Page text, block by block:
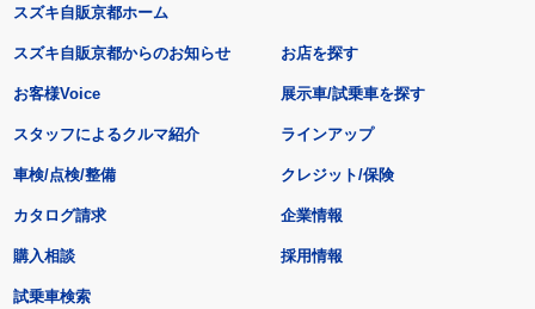
スズキ自販京都ホーム
スズキ自販京都からのお知らせ
お客様Voice
スタッフによるクルマ紹介
お店を探す
展示車/試乗車を探す
ラインアップ
車検/点検/整備 クレジット/保険
カタログ請求
購入相談
試乗車検索
企業情報
採用情報